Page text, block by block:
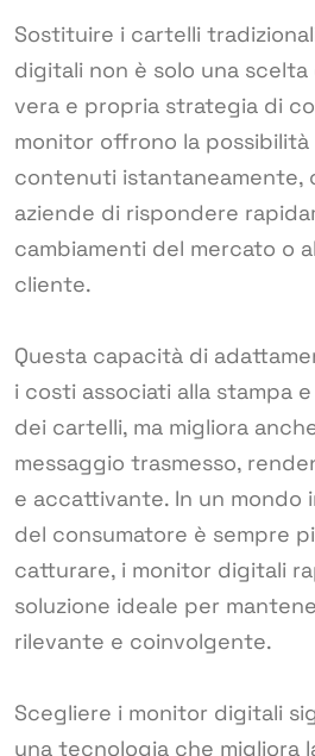
Sostituire i cartelli
digitali non è solo una
vera e propria strategia di
monitor offrono la
contenuti istantaneamente,
aziende di rispondere
cambiamenti del mercato o
cliente.
Questa capacità di
i costi associati alla stampa
dei cartelli, ma migliora
messaggio trasmesso,
e accattivante. In un mondo
del consumatore è sempre
catturare, i monitor digitali
soluzione ideale per
rilevante e coinvolgente.
Scegliere i monitor digitali
una tecnologia che migliora